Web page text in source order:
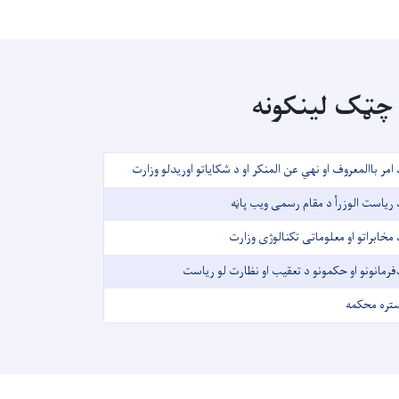
چټک لینکونه
امر باالمعروف او نهي عن المنکر او د شکایاتو اوریدلو وزارت
ریاست الوزرأ د مقام رسمی ویب پاڼه
مخابراتو او معلوماتی تکنالوژی وزارت
او حکمونو د تعقیب او نظارت لو ریاست
محکمه